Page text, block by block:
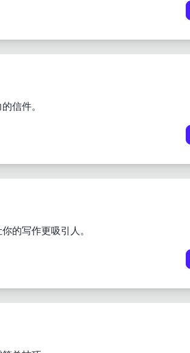
信件。
的写作更吸引人。